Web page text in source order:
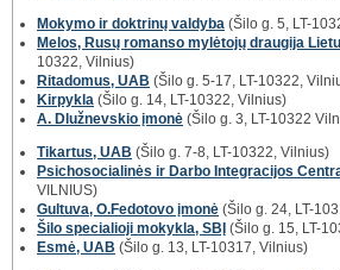
Mokymo ir doktrinų valdyba (Šilo g. 5, LT-
Melos, Rusų romanso mylėtojų draugija
10322, Vilnius)
Ritadomus, UAB (Šilo g. 5-17, LT-10322,
Kirpykla (Šilo g. 14, LT-10322, Vilnius)
A. Dlužnevskio įmonė (Šilo g. 3, LT-10322
Tikartus, UAB (Šilo g. 7-8, LT-10322, Vilnius)
Psichosocialinės ir Darbo Integracijos
VILNIUS)
Gultuva, O.Fedotovo įmonė (Šilo g. 24, LT-
Šilo specialioji mokykla, SBĮ (Šilo g. 15, LT-
Esmė, UAB (Šilo g. 13, LT-10317, Vilnius)